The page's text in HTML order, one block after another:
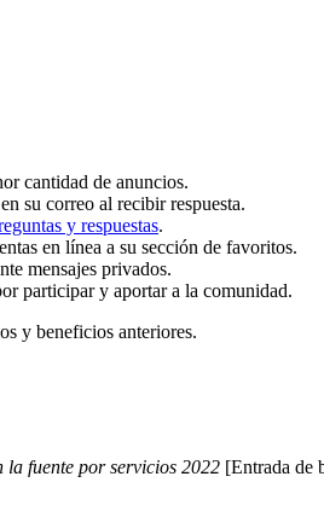
cantidad de anuncios.
su correo al recibir respuesta.
y respuestas.
en línea a su sección de favoritos.
mensajes privados.
participar y aportar a la comunidad.
y beneficios anteriores.
la fuente por servicios 2022 [Entrada de